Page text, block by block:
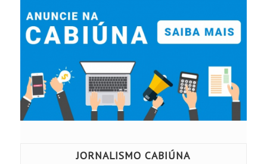
JORNALISMO CABIÚNA